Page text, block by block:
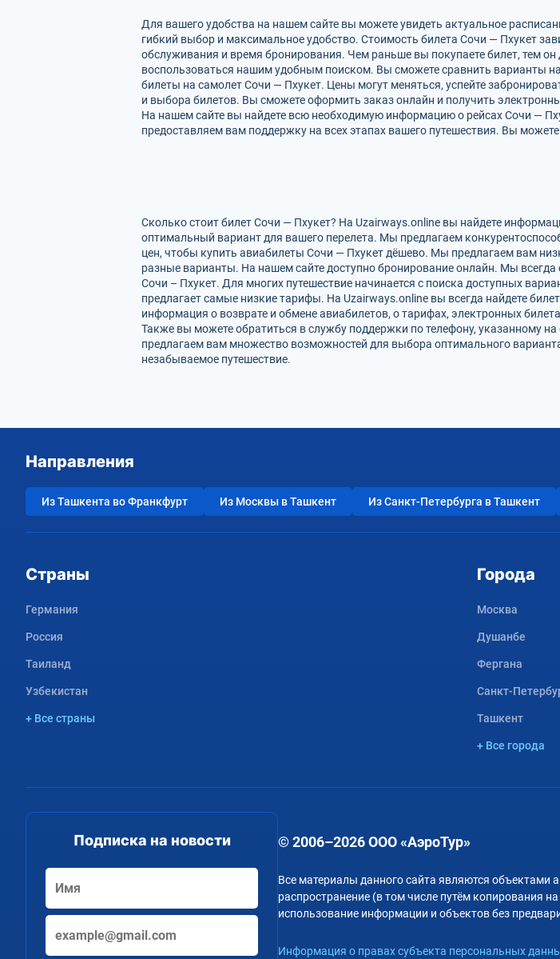
Для вашего удобства на нашем сайте вы можете увидеть актуальное
гибкий выбор и максимальное удобство. Стоимость билета Сочи — Пхукет
обслуживания и время бронирования. Чем раньше вы покупаете билет, тем
воспользоваться нашим удобным поиском. Вы сможете сравнить варианты
билеты на самолет Сочи — Пхукет. Цены могут меняться, успейте
и выбора билетов. Вы сможете оформить заказ онлайн и получить
На нашем сайте вы найдете всю необходимую информацию о рейсах Сочи —
предоставляем вам поддержку на всех этапах вашего путешествия. Вы
Сколько стоит билет Сочи — Пхукет? На Uzairways.online вы найдете
оптимальный вариант для вашего перелета. Мы предлагаем
цен, чтобы купить авиабилеты Сочи — Пхукет дёшево. Мы предлагаем вам
разные варианты. На нашем сайте доступно бронирование онлайн. Мы
Сочи – Пхукет. Для многих путешествие начинается с поиска доступных
предлагает самые низкие тарифы. На Uzairways.online вы всегда найдете
информация о возврате и обмене авиабилетов, о тарифах, электронных
Также вы можете обратиться в службу поддержки по телефону, указанному
предлагаем вам множество возможностей для выбора оптимального
незабываемое путешествие.
Направления
Из Ташкента во Франкфурт Из Москвы в Ташкент Из Санкт-Петербурга в Ташкент
Страны
Германия
Россия
Таиланд
Узбекистан
+ Все страны
Города
Москва
Душанбе
Фергана
Санкт-
Ташкент
+ Все города
Подписка на новости © 2006–2026 ООО «АэроТур»
Все материалы данного сайта являются объектами
распространение (в том числе путём копирования
использование информации и объектов без
Информация о правах субъекта персональных